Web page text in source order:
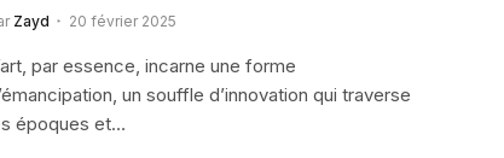
Zayd 20 février 2025
par essence, incarne une forme
un souffle d’innovation qui traverse
époques et…